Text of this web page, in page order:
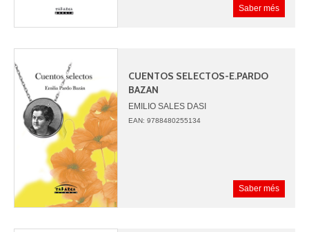
Saber més
CUENTOS SELECTOS-E.PARDO
BAZAN
EMILIO SALES DASI
JUAN CARLOS PANTOJA
EAN: 9788480255134
Saber més